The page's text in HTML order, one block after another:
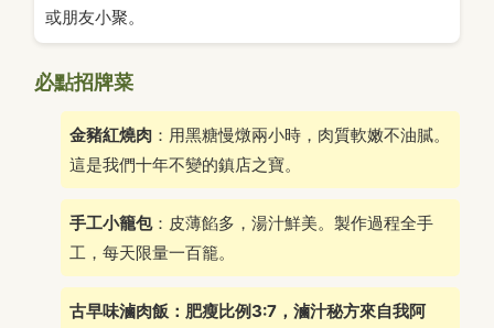
或朋友小聚。
必點招牌菜
金豬紅燒肉 ：用黑糖慢燉兩小時，肉質軟嫩不油膩。
這是我們十年不變的鎮店之寶。
手工小籠包：皮薄餡多，湯汁鮮美。製作過程全手
工，每天限量一百籠。
古早味滷肉飯：肥瘦比例3:7，滷汁秘方來自我阿